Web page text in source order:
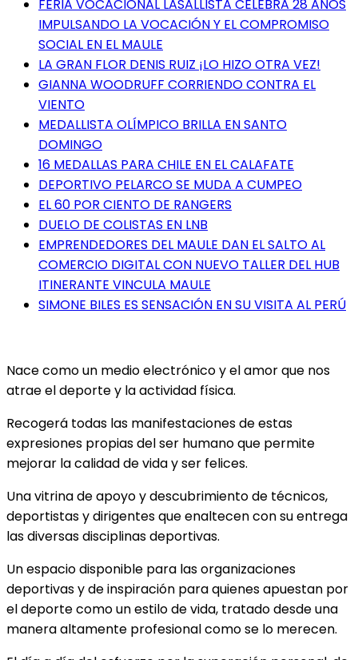
FERIA VOCACIONAL LASALLISTA CELEBRA 28 AÑOS
IMPULSANDO LA VOCACIÓN Y EL COMPROMISO
SOCIAL EN EL MAULE
LA GRAN FLOR DENIS RUIZ ¡LO HIZO OTRA VEZ!
GIANNA WOODRUFF CORRIENDO CONTRA EL
VIENTO
MEDALLISTA OLÍMPICO BRILLA EN SANTO
DOMINGO
16 MEDALLAS PARA CHILE EN EL CALAFATE
DEPORTIVO PELARCO SE MUDA A CUMPEO
EL 60 POR CIENTO DE RANGERS
DUELO DE COLISTAS EN LNB
EMPRENDEDORES DEL MAULE DAN EL SALTO AL
COMERCIO DIGITAL CON NUEVO TALLER DEL HUB
ITINERANTE VINCULA MAULE
SIMONE BILES ES SENSACIÓN EN SU VISITA AL PERÚ
Nace como un medio electrónico y el amor que nos
atrae el deporte y la actividad física.
Recogerá todas las manifestaciones de estas
expresiones propias del ser humano que permite
mejorar la calidad de vida y ser felices.
Una vitrina de apoyo y descubrimiento de técnicos,
deportistas y dirigentes que enaltecen con su entrega
las diversas disciplinas deportivas.
Un espacio disponible para las organizaciones
deportivas y de inspiración para quienes apuestan por
el deporte como un estilo de vida, tratado desde una
manera altamente profesional como se lo merecen.